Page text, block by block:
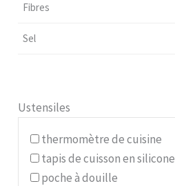
Fibres
Sel
Ustensiles
thermomètre de cuisine
tapis de cuisson en silicone
poche à douille